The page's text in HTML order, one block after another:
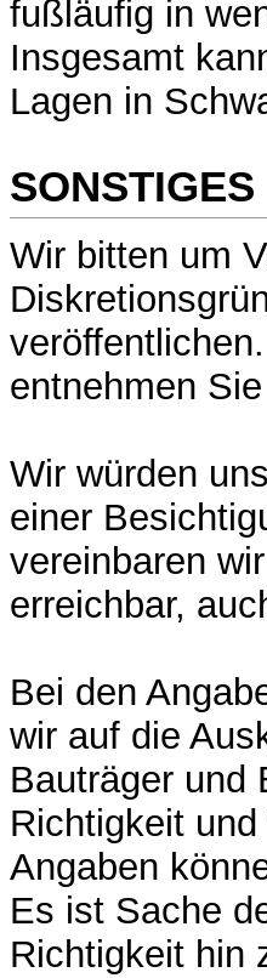
fußläufig in
Insgesamt
Lagen in
SONSTIGES
Wir bitten um
entnehmen
Wir würden
einer
vereinbaren
erreichbar,
Bei den
wir auf die
Bauträger und
Richtigkeit
Angaben
Es ist Sache
Richtigkeit hin